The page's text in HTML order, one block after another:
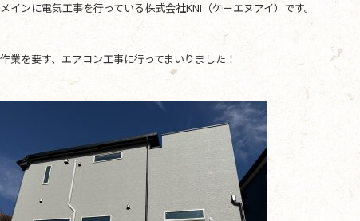
インに電気工事を行っている株式会社KNI（ケーエヌアイ）です。
業を要す、エアコン工事に行ってまいりました！